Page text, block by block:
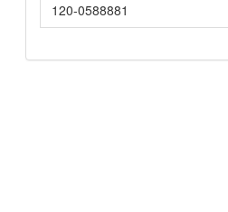
120-0588881